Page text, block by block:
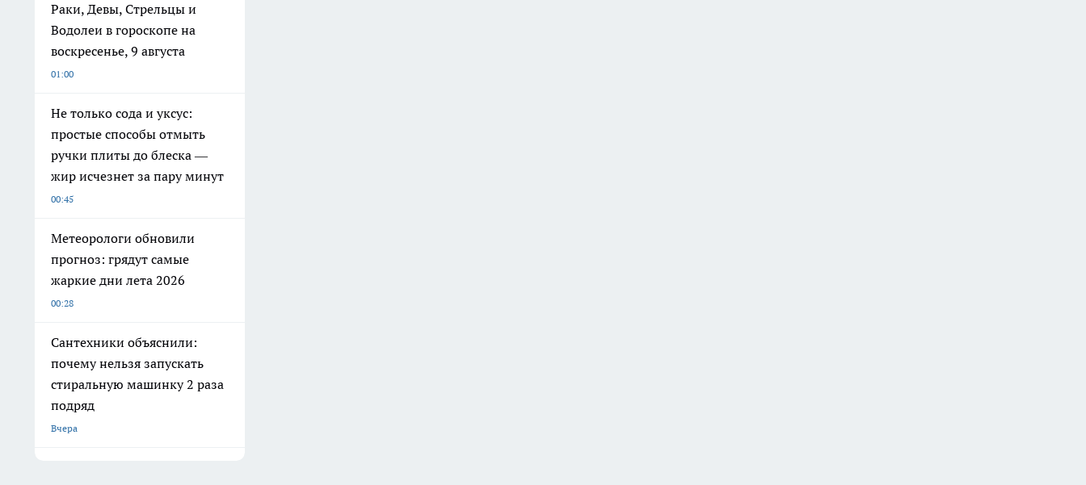
Раки, Девы, Стрельцы и
Водолеи в гороскопе на
воскресенье, 9 августа
01:00
Не только сода и уксус:
простые способы отмыть
ручки плиты до блеска —
жир исчезнет за пару минут
00:45
Метеорологи обновили
прогноз: грядут самые
жаркие дни лета 2026
00:28
Сантехники объяснили:
почему нельзя запускать
стиральную машинку 2 раза
подряд
Вчера